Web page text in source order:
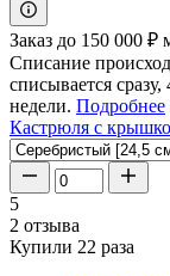
Заказ до 150 000 ₽
Списание
списывается
недели. Подробнее
Кастрюля с
5
2 отзыва
Купили 22 раза